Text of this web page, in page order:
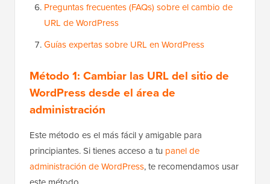
Preguntas frecuentes (FAQs) sobre el cambio de
URL de WordPress
Guías expertas sobre URL en WordPress
Método 1: Cambiar las URL del sitio de
WordPress desde el área de
administración
Este método es el más fácil y amigable para
principiantes. Si tienes acceso a tu panel de
administración de WordPress, te recomendamos usar